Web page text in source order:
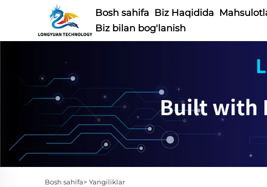
Bosh sahifa Biz Haqidida
Biz bilan bog'lanish
Bosh sahifa> Yangiliklar